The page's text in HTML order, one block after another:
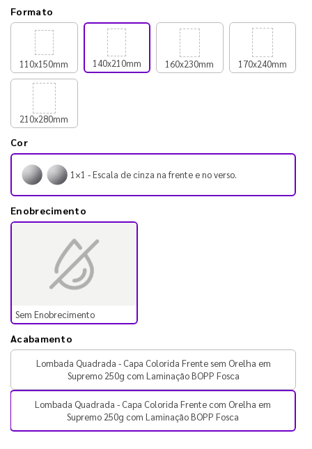
Formato
110x150mm 140x210mm 160x230mm 170x240mm
210x280mm
Cor
1×1 - Escala de cinza na frente e no verso.
Enobrecimento
Sem Enobrecimento
Acabamento
Lombada Quadrada - Capa Colorida Frente sem Orelha em
Supremo 250g com Laminação BOPP Fosca
Lombada Quadrada - Capa Colorida Frente com Orelha em
Supremo 250g com Laminação BOPP Fosca